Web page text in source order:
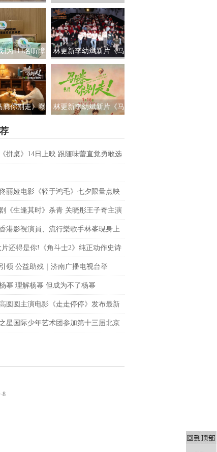
白色情人节相
稳稳幸福
国上映 饭张力拉满独属
于老吃家的烟火浪漫
为111名听障
新年声音礼
一次表达都有
回响
林更新李幼斌新片《马
腾你别走》首映礼 笑泪
齐飞获全龄段共鸣好评
腾你别走》曝
组团勇闯人
新地图”
林更新李幼斌新片《马
拼桌》14日上映 跟随味蕾直觉勇敢选
丽娅电影《轻于鸿毛》七夕限量点映
《生逢其时》杀青 关晓彤王子奇主演
港影視演員、流行樂歌手林峯現身上
點亮「繽紛歐普藝術樂園」開幕儀式
片还得是你!《角斗士2》纯正动作史诗
银幕
领 公益助残｜济南广播电视台举
益观影活动
幂 理解杨幂 但成为不了杨幂
圆圆主演电影《走走停停》发布最新
一家上演劲爆日常
星国际少年艺术团参加第十三届北京
8